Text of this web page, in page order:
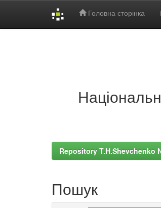
Головна сторінка
Repository T.H.Shevchenko
Пошук